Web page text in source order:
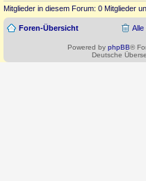
Mitglieder in diesem Forum: 0 Mitglieder
Foren-Übersicht Alle
Powered by phpBB®
Deutsche